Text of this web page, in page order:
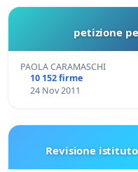
petizione
PAOLA CARAMASCHI
10 152 firme
24 Nov 2011